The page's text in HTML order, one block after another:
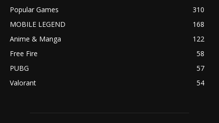
Popular Games
310
MOBILE LEGEND
168
Anime & Manga
122
Free Fire
58
PUBG
57
Valorant
54